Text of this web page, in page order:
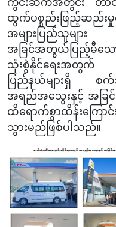
ကွင်းဆက်အတွင်း တာဝ
ထွက်ပစ္စည်းဖြည့်ဆည်းမှု
အများပြည်သူမျာ
အခြင်အတွယ်ပြည့်မီသ
သုံးစွဲနိုင်ရေးအတွက်
ပြည်နယ်များရှိ စ
အရည်အသွေးနှင့် အခြ
ထိရောက်စွာထိန်းကြေ
သွားမည်ဖြစ်ပါသည်။